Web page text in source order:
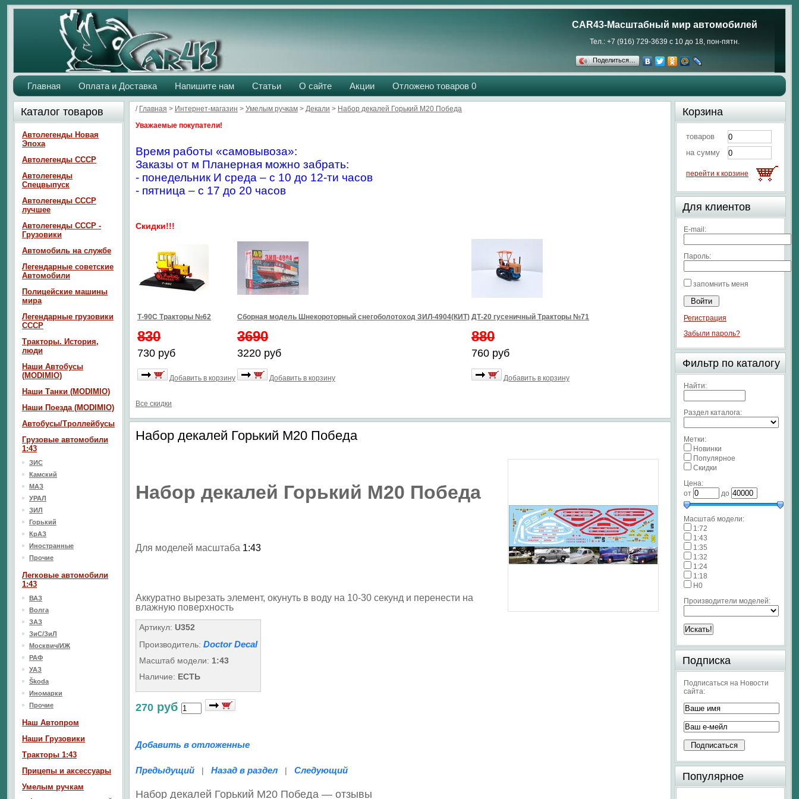
CAR43-Масштабный мир автомобилей
Тел.: +7 (916) 729-3639 с 10 до 18, пон-пятн.
Поделиться…
Главная Оплата и Доставка Напишите нам Статьи О сайте Акции Отложено товаров 0
/ Главная > Интернет-магазин > Умелым ручкам > Декали > Набор декалей Горький М20 Победа
Уважаемые покупатели!
Время работы «самовывоза»:
Заказы от м Планерная можно забрать:
- понедельник И среда – с 10 до 12-ти часов
- пятница – с 17 до 20 часов
Скидки!!!
Т-90С Тракторы №62
830
730 руб
Добавить в корзину
Сборная модель Шнекороторный снегоболотоход ЗИЛ-4904(КИТ)
3690
3220 руб
Добавить в корзину
ДТ-20 гусеничный Тракторы №71
880
760 руб
Добавить в корзину
Все скидки
Набор декалей Горький М20 Победа
Набор декалей Горький М20 Победа
Для моделей масштаба 1:43
Аккуратно вырезать элемент, окунуть в воду на 10-30 секунд и перенести на
влажную поверхность
Артикул: U352
Производитель: Doctor Decal
Масштаб модели: 1:43
Наличие: ЕСТЬ
270 руб
Добавить в отложенные
Предыдущий | Назад в раздел | Следующий
Набор декалей Горький М20 Победа — отзывы
Каталог товаров
Автолегенды Новая
Эпоха
Автолегенды СССР
Автолегенды
Спецвыпуск
Автолегенды СССР
лучшее
Автолегенды СССР -
Грузовики
Автомобиль на службе
Легендарные советские
Автомобили
Полицейские машины
мира
Легендарные грузовики
СССР
Тракторы. История,
люди
Наши Автобусы
(MODIMIO)
Наши Танки (MODIMIO)
Наши Поезда (MODIMIO)
Автобусы/Троллейбусы
Грузовые автомобили
1:43
ЗИС
Камский
МАЗ
УРАЛ
ЗИЛ
Горький
КрАЗ
Иностранные
Прочие
Легковые автомобили
1:43
ВАЗ
Волга
ЗАЗ
ЗиС/ЗиЛ
Москвич/ИЖ
РАФ
УАЗ
Škoda
Иномарки
Прочие
Наш Aвтопром
Наши Грузовики
Тракторы 1:43
Прицепы и аксессуары
Умелым ручкам
Корзина
товаров
на сумму
перейти к корзине
Для клиентов
E-mail:
Пароль:
запомнить меня
Регистрация
Забыли пароль?
Фильтр по каталогу
Найти:
Раздел каталога:
Метки:
Новинки
Популярное
Скидки
Цена:
от
до
Масштаб модели:
1:72
1:43
1:35
1:32
1:24
1:18
H0
Производители моделей:
Подписка
Подписаться на Новости
сайта:
Популярное